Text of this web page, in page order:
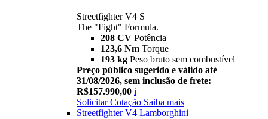
Streetfighter V4 S
The "Fight" Formula.
208 CV Potência
123,6 Nm Torque
193 kg Peso bruto sem combustível
Preço público sugerido e válido até
31/08/2026, sem inclusão de frete:
R$157.990,00 i
Solicitar Cotação Saiba mais
Streetfighter V4 Lamborghini